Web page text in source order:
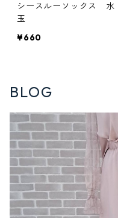
シースルーソックス 水
玉
¥660
BLOG